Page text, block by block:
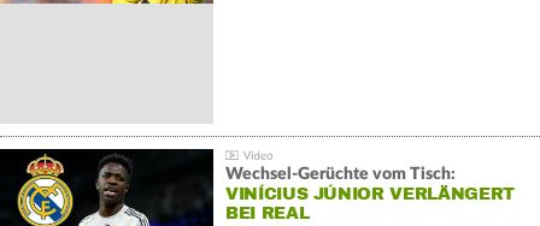
Wechsel-Gerüchte vom Tisch:
VINÍCIUS JÚNIOR VERLÄNGERT
BEI REAL